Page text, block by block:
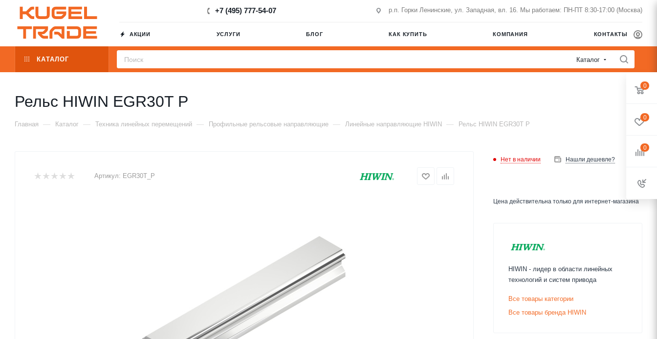
+7 (495) 777-54-07 р.п. Горки Ленинские, ул. Западная, вл. 16. Мы работаем: ПН-ПТ 8:30-17:00 (Москва)
АКЦИИ УСЛУГИ БЛОГ КАК КУПИТЬ КОМПАНИЯ КОНТАКТЫ
КАТАЛОГ Каталог
Рельс HIWIN EGR30T P
Главная — Каталог — Техника линейных перемещений — Профильные рельсовые направляющие — Линейные направляющие HIWIN — Рельс HIWIN EGR30T P
Артикул: EGR30T_P
Нет в наличии Нашли дешевле?
Цена действительна только для интернет-магазина
HIWIN - лидер в области линейных
технологий и систем привода
Все товары категории
Все товары бренда HIWIN
0
0
0